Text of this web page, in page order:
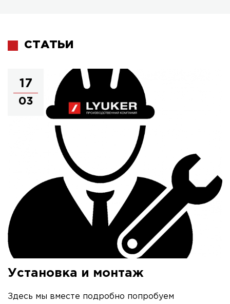
СТАТЬИ
17
03
Установка и монтаж
Здесь мы вместе подробно попробуем